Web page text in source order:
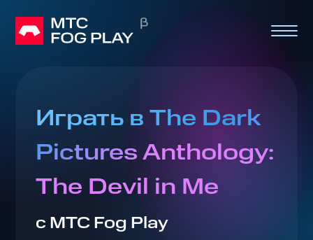
Играть в The Dark
Pictures Anthology:
The Devil in Me
с МТС Fog Play